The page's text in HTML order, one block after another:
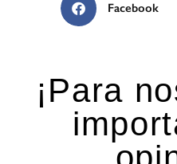
Facebook
¡Para